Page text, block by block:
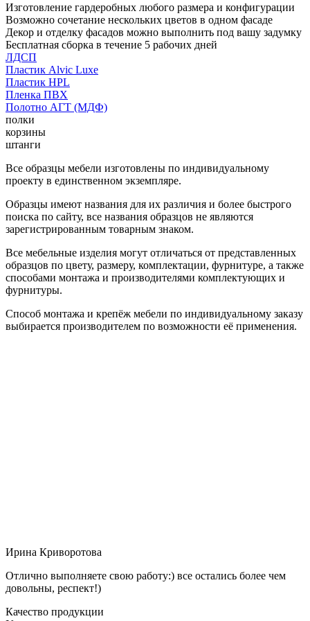
Изготовление гардеробных любого размера и конфигурации
Возможно сочетание нескольких цветов в одном фасаде
Декор и отделку фасадов можно выполнить под вашу задумку
Бесплатная сборка в течение 5 рабочих дней
ЛДСП
Пластик Alvic Luxe
Пластик HPL
Пленка ПВХ
Полотно АГТ (МДФ)
полки
корзины
штанги
Все образцы мебели изготовлены по индивидуальному
проекту в единственном экземпляре.
Образцы имеют названия для их различия и более быстрого
поиска по сайту, все названия образцов не являются
зарегистрированным товарным знаком.
Все мебельные изделия могут отличаться от представленных
образцов по цвету, размеру, комплектации, фурнитуре, а также
способами монтажа и производителями комплектующих и
фурнитуры.
Способ монтажа и крепёж мебели по индивидуальному заказу
выбирается производителем по возможности её применения.
Ирина Криворотова
Отлично выполняете свою работу:) все остались более чем
довольны, респект!)
Качество продукции